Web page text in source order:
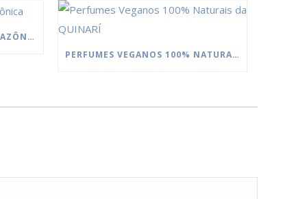
MANTEIGAS DA FLORESTA AMAZÔNICA
PERFUMES VEGANOS 100% NATURAIS DA QUINARÍ